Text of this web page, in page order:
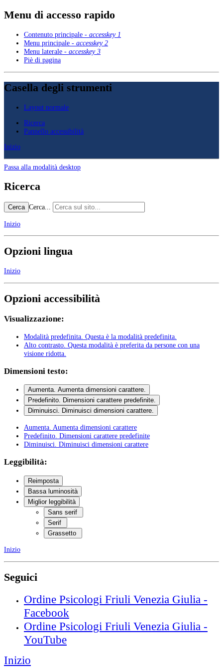
Menu di accesso rapido
Contenuto principale - accesskey 1
Menu principale - accesskey 2
Menu laterale - accesskey 3
Piè di pagina
Casella degli strumenti
Layout normale
Ricerca
Pannello accessibilità
Inizio
Passa alla modalità desktop
Ricerca
Cerca Cerca...
Inizio
Opzioni lingua
Inizio
Opzioni accessibilità
Visualizzazione:
Modalità predefinita . Questa è la modalità predefinita.
Alto contrasto . Questa modalità è preferita da persone con una
visione ridotta.
Dimensioni testo:
Aumenta. Aumenta dimensioni carattere.
Predefinito. Dimensioni carattere predefinite.
Diminuisci. Diminuisci dimensioni carattere.
Aumenta . Aumenta dimensioni carattere
Predefinito . Dimensioni carattere predefinite
Diminuisci . Diminuisci dimensioni carattere
Leggibilità:
Reimposta
Bassa luminosità
Miglior leggibilità
Sans serif
Serif
Grassetto
Inizio
Seguici
Ordine Psicologi Friuli Venezia Giulia -
Facebook
Ordine Psicologi Friuli Venezia Giulia -
YouTube
Inizio